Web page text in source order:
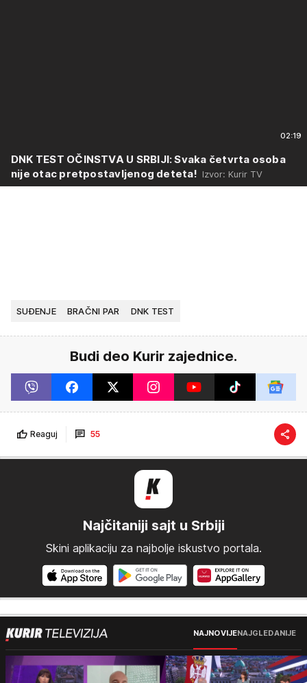
02:19
DNK TEST OČINSTVA U SRBIJI: Svaka četvrta osoba
nije otac pretpostavljenog deteta! Izvor: Kurir TV
SUĐENJE BRAČNI PAR DNK TEST
Budi deo Kurir zajednice.
Reaguj 55
Najčitaniji sajt u Srbiji
Skini aplikaciju za najbolje iskustvo portala.
NAJNOVIJENAJGLEDANIJE